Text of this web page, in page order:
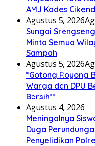
AMJ Kades
Agustus 5, 2026
Sungai
Minta Semua
Sampah
Agustus 5, 2026
*Gotong Royong
Warga dan DPU
Bersih**
Agustus 4, 2026
Meningalnya
Duga
Penyelidikan